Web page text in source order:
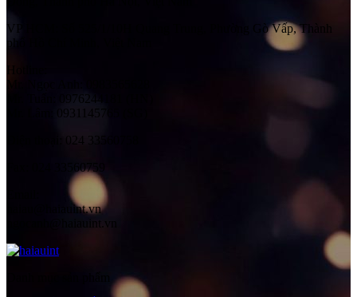
VP HCM:
Số 525/1/10H Quang Trung, Phường Gò Vấp, Thành
phố Hồ Chí Minh, Việt Nam
Hotline:
Mr. Ngọc Anh: 0983565628
Mr. Tuấn: 0976244181 (HN)
Mr. Lâm: 0931145765 (SG)
024 33560759
haiau@haiauint.vn